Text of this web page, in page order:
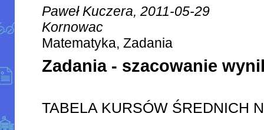
Paweł Kuczera, 2011-05-29
Kornowac
Matematyka, Zadania
Zadania - szacowanie
TABELA KURSÓW ŚREDNICH